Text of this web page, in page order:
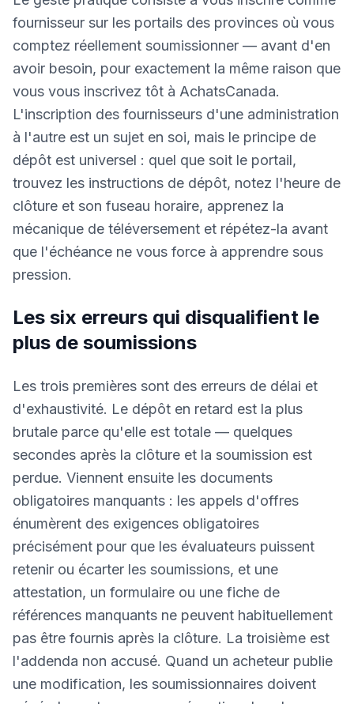
fournisseur sur les portails des provinces où vous
comptez réellement soumissionner — avant d'en
avoir besoin, pour exactement la même raison que
vous vous inscrivez tôt à AchatsCanada.
L'inscription des fournisseurs d'une administration
à l'autre est un sujet en soi, mais le principe de
dépôt est universel : quel que soit le portail,
trouvez les instructions de dépôt, notez l'heure de
clôture et son fuseau horaire, apprenez la
mécanique de téléversement et répétez-la avant
que l'échéance ne vous force à apprendre sous
pression.
Les six erreurs qui disqualifient le
plus de soumissions
Les trois premières sont des erreurs de délai et
d'exhaustivité. Le dépôt en retard est la plus
brutale parce qu'elle est totale — quelques
secondes après la clôture et la soumission est
perdue. Viennent ensuite les documents
obligatoires manquants : les appels d'offres
énumèrent des exigences obligatoires
précisément pour que les évaluateurs puissent
retenir ou écarter les soumissions, et une
attestation, un formulaire ou une fiche de
références manquants ne peuvent habituellement
pas être fournis après la clôture. La troisième est
l'addenda non accusé. Quand un acheteur publie
une modification, les soumissionnaires doivent